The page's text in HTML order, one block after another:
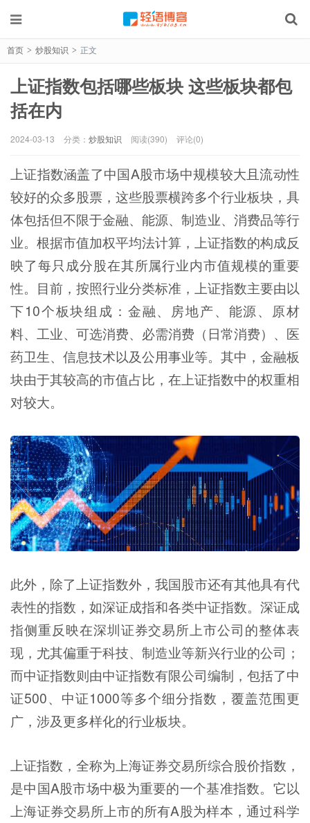
首页 > 炒股知识 > 正文
上证指数包括哪些板块 这些板块都包
括在内
2024-03-13 分类： 炒股知识 阅读(390) 评论(0)
上证指数涵盖了中国A股市场中规模较大且流动性
较好的众多股票，这些股票横跨多个行业板块，具
体包括但不限于金融、能源、制造业、消费品等行
业。根据市值加权平均法计算，上证指数的构成反
映了每只成分股在其所属行业内市值规模的重要
性。目前，按照行业分类标准，上证指数主要由以
下10个板块组成：金融、房地产、能源、原材
料、工业、可选消费、必需消费（日常消费）、医
药卫生、信息技术以及公用事业等。其中，金融板
块由于其较高的市值占比，在上证指数中的权重相
对较大。
此外，除了上证指数外，我国股市还有其他具有代
表性的指数，如深证成指和各类中证指数。深证成
指侧重反映在深圳证券交易所上市公司的整体表
现，尤其偏重于科技、制造业等新兴行业的公司；
而中证指数则由中证指数有限公司编制，包括了中
证500、中证1000等多个细分指数，覆盖范围更
广，涉及更多样化的行业板块。
上证指数，全称为上海证券交易所综合股价指数，
是中国A股市场中极为重要的一个基准指数。它以
上海证券交易所上市的所有A股为样本，通过科学